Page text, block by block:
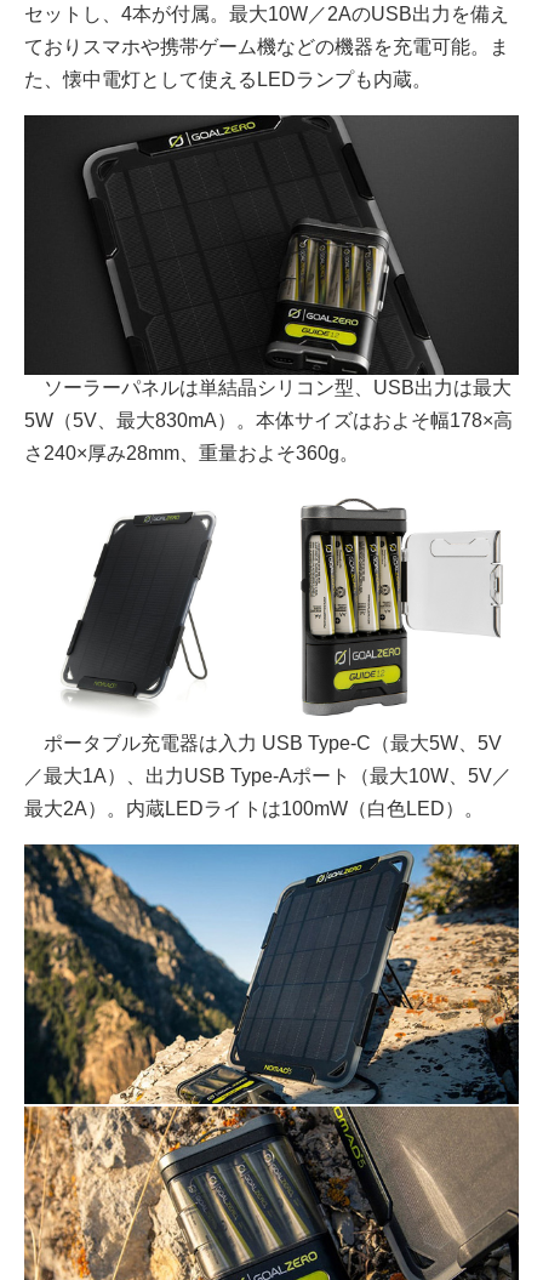
セットし、4本が付属。最大10W／2AのUSB出力を備え
ておりスマホや携帯ゲーム機などの機器を充電可能。ま
た、懐中電灯として使えるLEDランプも内蔵。
ソーラーパネルは単結晶シリコン型、USB出力は最大
5W（5V、最大830mA）。本体サイズはおよそ幅178×高
さ240×厚み28mm、重量およそ360g。
ポータブル充電器は入力 USB Type-C（最大5W、5V
／最大1A）、出力USB Type-Aポート（最大10W、5V／
最大2A）。内蔵LEDライトは100mW（白色LED）。